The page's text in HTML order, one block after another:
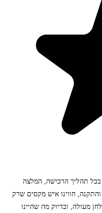
בכל תהליך הרכישה, המלצה
חווינו איש מקסים שרק
מעולה, ובדיוק מה שהיינו